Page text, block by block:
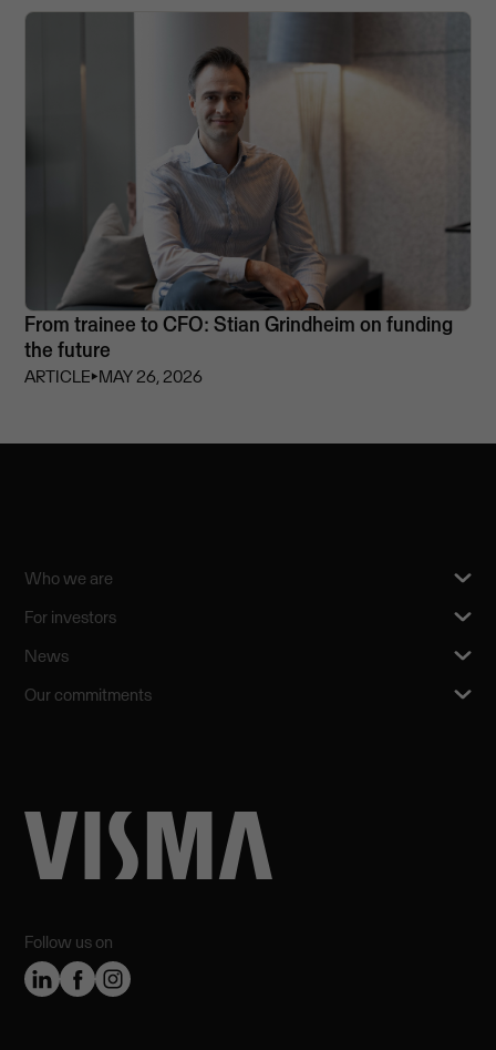
From trainee to CFO: Stian Grindheim on funding
the future
ARTICLE⏵MAY 26, 2026
Follow us on
Who we are
For investors
News
Our commitments